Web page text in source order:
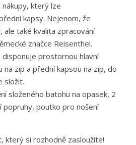
který lze
kapsy. Nejenom, že
ale také kvalita zpracování
značce Reisenthel.
prostornou hlavní
na zip a přední kapsou na zip, do
složit.
složeného batohu na opasek, 2
popruhy, poutko pro nošení
který si rozhodně zasloužíte!